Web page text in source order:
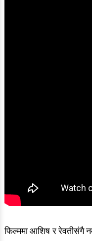
फिल्ममा आशिष र रेवतीसंगै